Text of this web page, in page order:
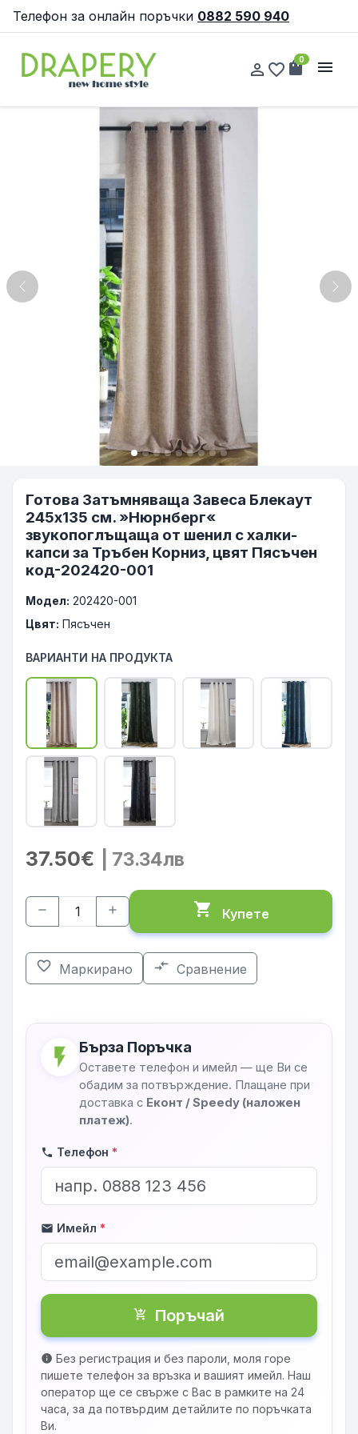
Телефон за онлайн поръчки 0882 590 940
person_outline favorite_border shopping_bag
0 menu
Previous
Готова Затъмняваща Завеса Блекаут
245х135 см. »Нюрнберг«
звукопоглъщаща от шенил с халки-
капси за Тръбен Корниз, цвят Пясъчен
код-202420-001
Модел: 202420-001
Цвят: Пясъчен
ВАРИАНТИ НА ПРОДУКТА
37.50€ | 73.34лв
remove add shopping_cart Купете
favorite_border Маркирано compare_arrows Сравнение
flash_on Бърза Поръчка
Оставете телефон и имейл — ще Ви се
обадим за потвърждение. Плащане при
доставка с Еконт / Speedy (наложен
платеж).
phone Телефон *
mail Имейл *
shopping_cart_checkout Поръчай
info Без регистрация и без пароли, моля горе
пишете телефон за връзка и вашият имейл. Наш
оператор ще се свърже с Вас в рамките на 24
часа, за да потвърдим детайлите по поръчката
Ви.